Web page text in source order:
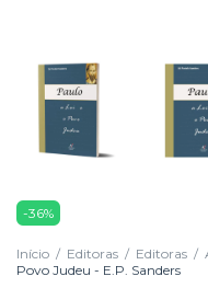
-36%
Início / Editoras / Editoras /
Povo Judeu - E.P. Sanders